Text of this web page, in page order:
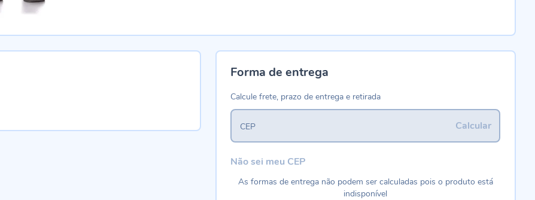
Forma de entrega
Calcule frete, prazo de entrega e retirada
Calcular
CEP
Não sei meu CEP
As formas de entrega não podem ser calculadas pois o produto está
indisponível